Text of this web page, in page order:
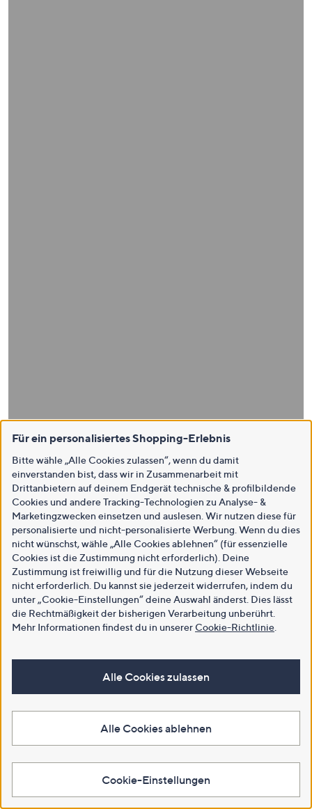
Für ein personalisiertes Shopping-Erlebnis
Bitte wähle „Alle Cookies zulassen“, wenn du damit
einverstanden bist, dass wir in Zusammenarbeit mit
Drittanbietern auf deinem Endgerät technische & profilbildende
Cookies und andere Tracking-Technologien zu Analyse- &
Marketingzwecken einsetzen und auslesen. Wir nutzen diese für
personalisierte und nicht-personalisierte Werbung. Wenn du dies
nicht wünschst, wähle „Alle Cookies ablehnen“ (für essenzielle
Cookies ist die Zustimmung nicht erforderlich). Deine
Zustimmung ist freiwillig und für die Nutzung dieser Webseite
nicht erforderlich. Du kannst sie jederzeit widerrufen, indem du
unter „Cookie-Einstellungen“ deine Auswahl änderst. Dies lässt
die Rechtmäßigkeit der bisherigen Verarbeitung unberührt.
Mehr Informationen findest du in unsererCookie-Richtlinie
Alle Cookies zulassen
Alle Cookies ablehnen
Cookie-Einstellungen